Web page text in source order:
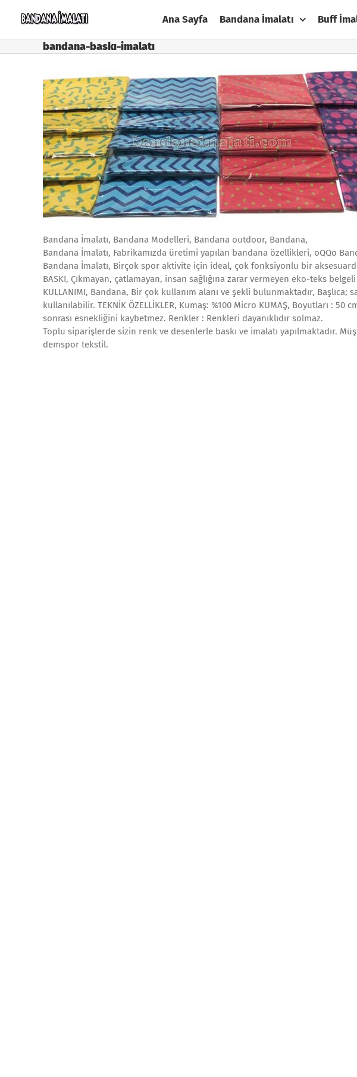
Ana Sayfa Bandana İmalatı Buff
bandana-baskı-imalatı
Bandana İmalatı, Bandana Modelleri, Bandana outdoor, Bandana,
Bandana İmalatı, Fabrikamızda üretimi yapılan bandana özellikleri, oQQo
Bandana İmalatı, Birçok spor aktivite için ideal, çok fonksiyonlu bir
BASKI, Çıkmayan, çatlamayan, insan sağlığına zarar vermeyen eko-teks belgeli
KULLANIMI, Bandana, Bir çok kullanım alanı ve şekli bulunmaktadır,
kullanılabilir. TEKNİK ÖZELLİKLER, Kumaş: %100 Micro KUMAŞ, Boyutları : 50
sonrası esnekliğini kaybetmez. Renkler : Renkleri dayanıklıdır solmaz.
Toplu siparişlerde sizin renk ve desenlerle baskı ve imalatı yapılmaktadır.
demspor tekstil.